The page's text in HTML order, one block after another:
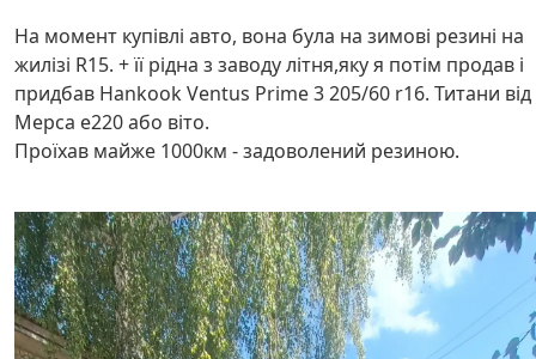
На момент купівлі авто, вона була на зимові резині на
жилізі R15. + її рідна з заводу літня,яку я потім продав і
придбав Hankook Ventus Prime 3 205/60 r16. Титани від
Мерса е220 або віто.
Проїхав майже 1000км - задоволений резиною.